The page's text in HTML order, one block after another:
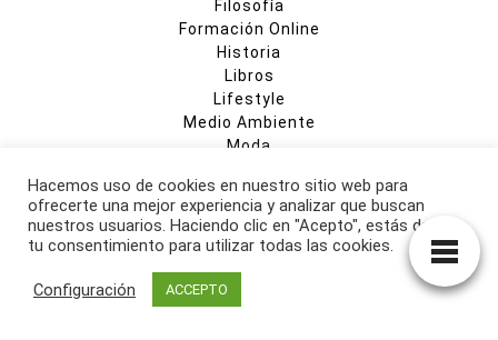
Filosofía
Formación Online
Historia
Libros
Lifestyle
Medio Ambiente
Moda
Recetas
Religiones
Restaurantes
Start-Ups
Todos los Artículos
Hacemos uso de cookies en nuestro sitio web para
ofrecerte una mejor experiencia y analizar que buscan
nuestros usuarios. Haciendo clic en "Acepto", estás dando
tu consentimiento para utilizar todas las cookies.
Configuración ACCEPTO